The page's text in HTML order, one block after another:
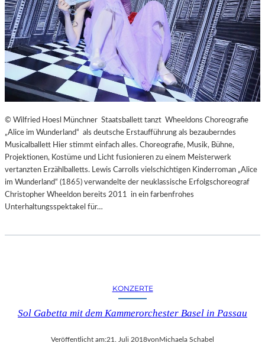
© Wilfried Hoesl Münchner Staatsballett tanzt Wheeldons Choreografie
„Alice im Wunderland“ als deutsche Erstaufführung als bezauberndes
Musicalballett Hier stimmt einfach alles. Choreografie, Musik, Bühne,
Projektionen, Kostüme und Licht fusionieren zu einem Meisterwerk
vertanzten Erzählballetts. Lewis Carrolls vielschichtigen Kinderroman „Alice
im Wunderland“ (1865) verwandelte der neuklassische Erfolgschoreograf
Christopher Wheeldon bereits 2011 in ein farbenfrohes
Unterhaltungsspektakel für…
KONZERTE
Sol Gabetta mit dem Kammerorchester Basel in Passau
Veröffentlicht am:21. Juli 2018vonMichaela Schabel